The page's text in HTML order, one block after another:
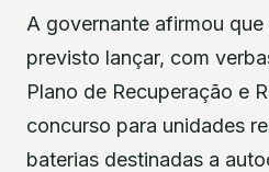
A governante afirmou
previsto lançar, com
Plano de Recuperação e
concurso para unidades
baterias destinadas a